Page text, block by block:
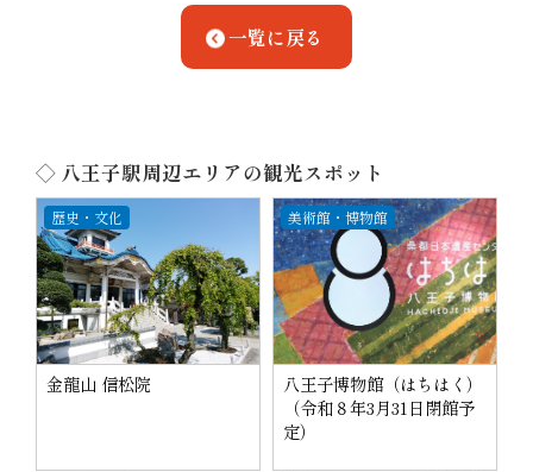
一覧に戻る
◇ 八王子駅周辺エリアの観光スポット
歴史・文化
金龍山 信松院
美術館・博物館
八王子博物館（はちはく）
（令和８年3月31日閉館予
定）